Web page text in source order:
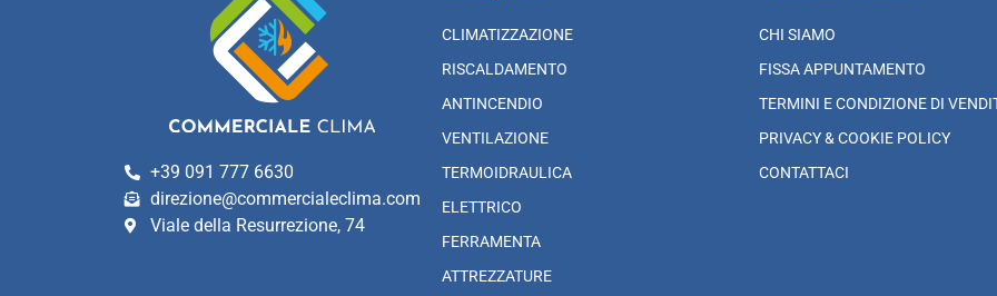
+39 091 777 6630
direzione@commercialeclima.com
Viale della Resurrezione, 74
CLIMATIZZAZIONE
RISCALDAMENTO
ANTINCENDIO
VENTILAZIONE
TERMOIDRAULICA
ELETTRICO
FERRAMENTA
ATTREZZATURE
CHI SIAMO
FISSA APPUNTAMENTO
TERMINI E CONDIZIONE DI
PRIVACY & COOKIE POLICY
CONTATTACI